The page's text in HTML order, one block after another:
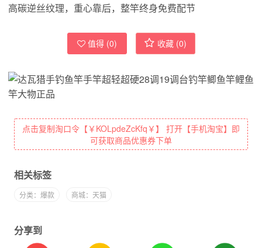
高碳逆丝纹理，重心靠后，整竿终身免费配节
值得 (0) 收藏 (0)
点击复制淘口令【￥KOLpdeZcKfq￥】 打开【手机淘宝】即
可获取商品优惠券下单
相关标签
分类：爆款 商城：天猫
分享到